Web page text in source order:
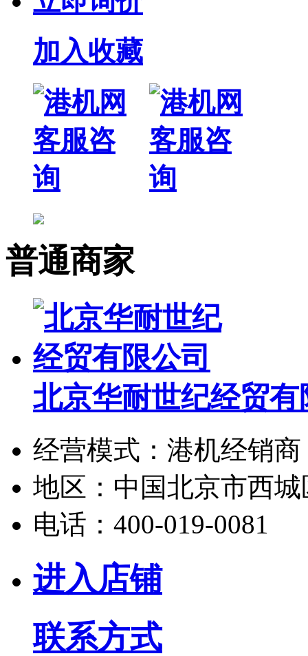
加入收藏
普通商家
北京华耐世纪经贸有
经营模式： 港机经销商
地区： 中国北京市西城
电话： 400-019-0081
进入店铺
联系方式